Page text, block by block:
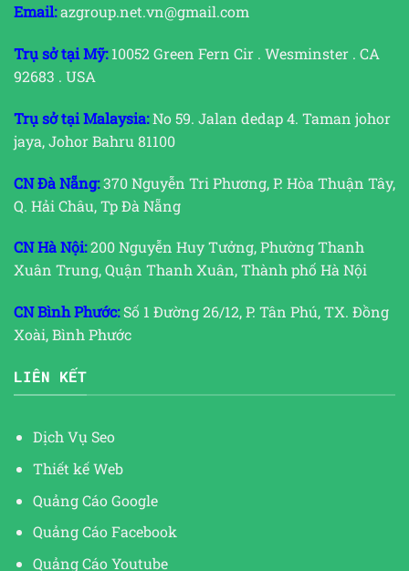
Email:azgroup.net.vn@gmail.com
Trụ sở tại Mỹ:10052 Green Fern Cir . Wesminster . CA
92683 . USA
Trụ sở tại Malaysia:No 59. Jalan dedap 4. Taman johor
jaya, Johor Bahru 81100
CN Đà Nẵng:370 Nguyễn Tri Phương, P. Hòa Thuận Tây,
Q. Hải Châu, Tp Đà Nẵng
CN Hà Nội:200 Nguyễn Huy Tưởng, Phường Thanh
Xuân Trung, Quận Thanh Xuân, Thành phố Hà Nội
CN Bình Phước:Số 1 Đường 26/12, P. Tân Phú, TX. Đồng
Xoài, Bình Phước
LIÊN KẾT
Dịch Vụ Seo
Thiết kế Web
Quảng Cáo Google
Quảng Cáo Facebook
Quảng Cáo Youtube